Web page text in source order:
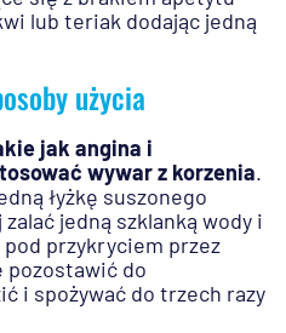
lub teriak dodając jedną
użycia
jak angina i
wywar z korzenia.
łyżkę suszonego
jedną szklanką wody i
przykryciem przez
pozostawić do
i spożywać do trzech razy